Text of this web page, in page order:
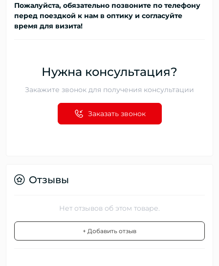
Пожалуйста, обязательно позвоните по телефону
перед поездкой к нам в оптику и согласуйте
время для визита!
Нужна консультация?
Закажите звонок для получения консультации
Заказать звонок
Отзывы
Нет отзывов об этом товаре.
+ Добавить отзыв